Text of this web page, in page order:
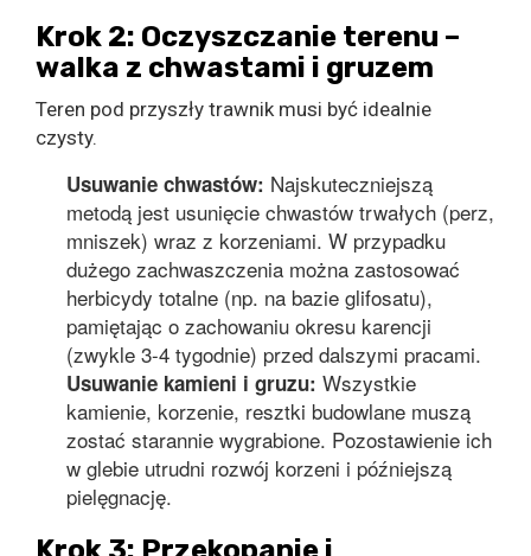
Krok 2: Oczyszczanie terenu –
walka z chwastami i gruzem
Teren pod przyszły trawnik musi być idealnie
czysty.
Usuwanie chwastów: Najskuteczniejszą
metodą jest usunięcie chwastów trwałych (perz,
mniszek) wraz z korzeniami. W przypadku
dużego zachwaszczenia można zastosować
herbicydy totalne (np. na bazie glifosatu),
pamiętając o zachowaniu okresu karencji
(zwykle 3-4 tygodnie) przed dalszymi pracami.
Usuwanie kamieni i gruzu: Wszystkie
kamienie, korzenie, resztki budowlane muszą
zostać starannie wygrabione. Pozostawienie ich
w glebie utrudni rozwój korzeni i późniejszą
pielęgnację.